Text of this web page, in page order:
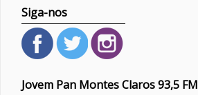
Siga-nos
Jovem Pan Montes Claros 93,5 FM